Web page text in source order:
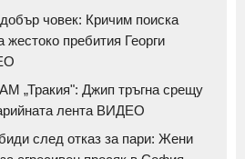
човек: Кричим поиска
жестоко пребития Георги
„Тракия": Джип тръгна срещу
лента ВИДЕО
след отказ за пари: Жени